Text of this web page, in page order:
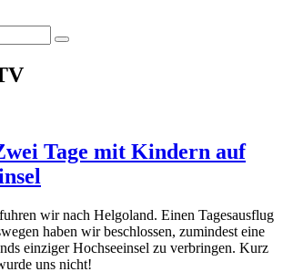
Tage mit Kindern auf
wir nach Helgoland. Einen Tagesausflug
haben wir beschlossen, zumindest eine
einziger Hochseeinsel zu verbringen. Kurz
uns nicht!